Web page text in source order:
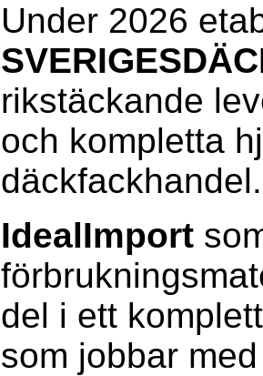
Under 2026
rikstäckande
och kompletta
däckfackhandel.
IdealImport
del i ett
som jobbar